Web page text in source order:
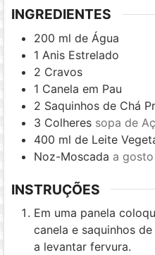
INGREDIENTES
200 ml de Água
1 Anis Estrelado
2 Cravos
1 Canela em Pau
2 Saquinhos de Chá
3 Colheres sopa de
400 ml de Leite
Noz-Moscada a gosto
INSTRUÇÕES
Em uma panela
canela e saquinhos
a levantar fervura.